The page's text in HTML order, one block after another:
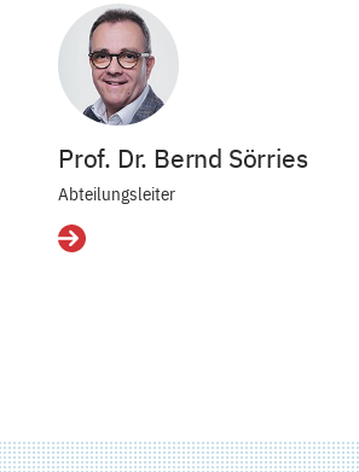
Prof. Dr. Bernd Sörries
Abteilungsleiter
Details